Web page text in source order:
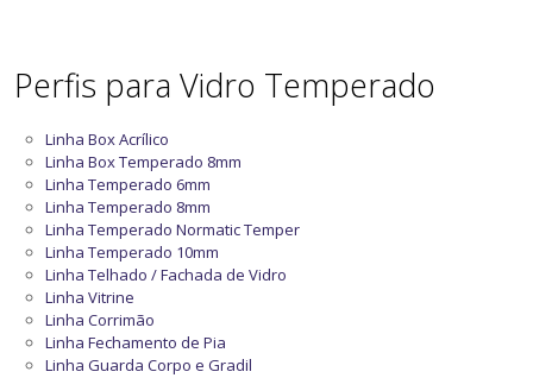
Perfis para Vidro Temperado
Linha Box Acrílico
Linha Box Temperado 8mm
Linha Temperado 6mm
Linha Temperado 8mm
Linha Temperado Normatic Temper
Linha Temperado 10mm
Linha Telhado / Fachada de Vidro
Linha Vitrine
Linha Corrimão
Linha Fechamento de Pia
Linha Guarda Corpo e Gradil